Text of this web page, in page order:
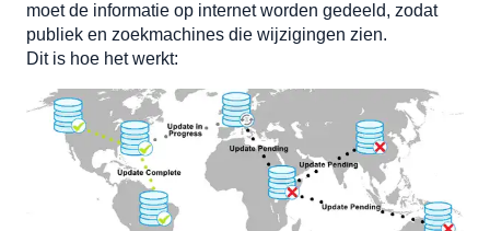
Controleren of DNS -verspreiding is voltooid
Overzicht
moet de informatie op internet worden gedeeld, zodat
publiek en zoekmachines die wijzigingen zien.
Dit is hoe het werkt: